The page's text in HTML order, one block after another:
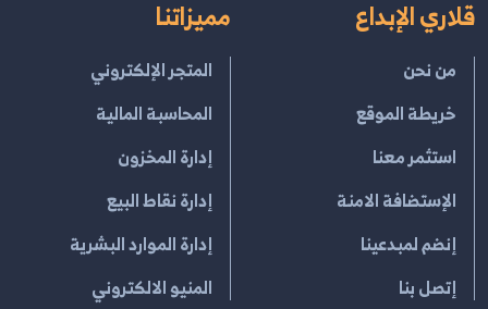
قلاري الإبداع
من نحن
خريطة الموقع
استثمر معنا
الإستضافة الامنة
إنضم لمبدعينا
إتصل بنا
مميزاتنا
المتجر الإلكتروني
المحاسبة المالية
إدارة المخزون
إدارة نقاط البيع
إدارة الموارد البشرية
المنيو الالكتروني